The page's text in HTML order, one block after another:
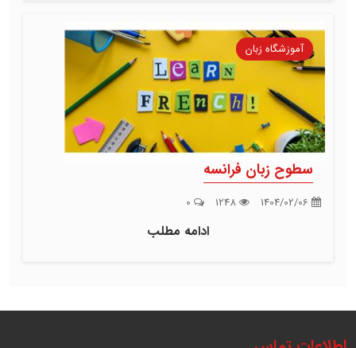
آموزشگاه زبان
سطوح زبان فرانسه
ادامه مطلب